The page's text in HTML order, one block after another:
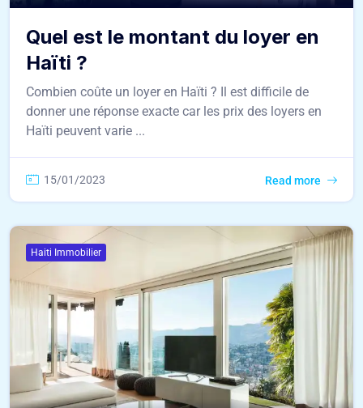
Quel est le montant du loyer en
Haïti ?
Combien coûte un loyer en Haïti ? Il est difficile de
donner une réponse exacte car les prix des loyers en
Haïti peuvent varie ...
15/01/2023 Read more
Haiti Immobilier